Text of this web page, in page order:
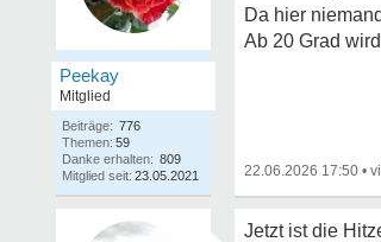
Peekay
Mitglied
Beiträge: 776
Themen: 59
Danke erhalten: 809
Mitglied seit: 23.05.2021
Da hier
Ab 20 Grad
22.06.2026 17:50 •
Jetzt ist die